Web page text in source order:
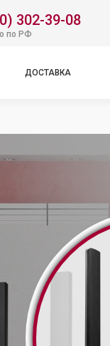
302-39-08
по РФ
ДОСТАВКА